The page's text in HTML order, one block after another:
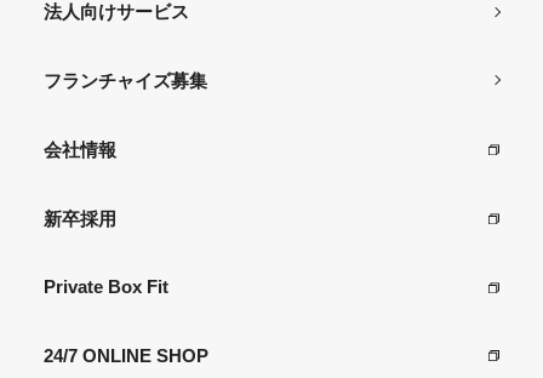
法人向けサービス
フランチャイズ募集
会社情報
新卒採用
Private Box Fit
24/7 ONLINE SHOP